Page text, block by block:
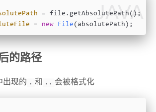
JAVA
= file.getAbsolutePath();
= new File (absolutePath);
的路径
出现的 . 和 .. 会被格式化